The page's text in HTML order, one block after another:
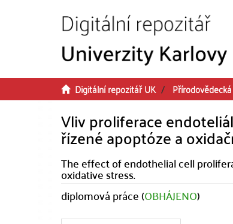
Digitální repozitář UK
Vliv proliferace
řízené apoptóze a
The effect of endothelial cell
oxidative stress.
diplomová práce (OBHÁJENO)